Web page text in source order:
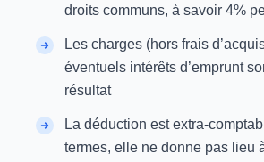
droits communs, à savoir 4%
Les charges (hors frais
éventuels intérêts d’emprunt
résultat
La déduction est extra-
termes, elle ne donne pas lieu